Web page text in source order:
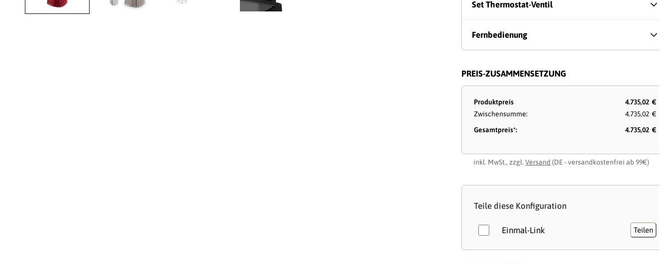
Set Thermostat-Ventil
Fernbedienung
PREIS-ZUSAMMENSETZUNG
Produktpreis
4.735,02 €
Zwischensumme:
4.735,02 €
Gesamtpreis*:
4.735,02 €
inkl. MwSt., zzgl.Versand (DE - versandkostenfrei ab 99€)
Teile diese Konfiguration
Einmal-Link Teilen